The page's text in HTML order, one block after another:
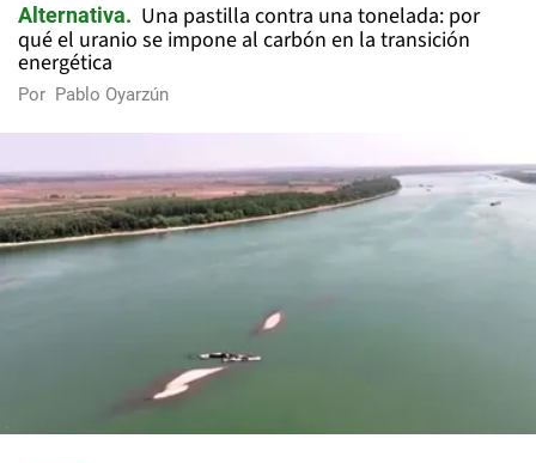
Alternativa
Una pastilla contra una tonelada: por
qué el uranio se impone al carbón en la transición
energética
Por Pablo Oyarzún